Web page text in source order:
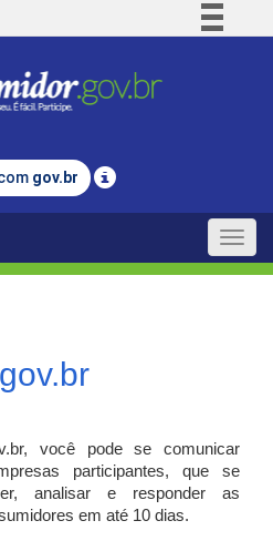
Comunica BR
Legislação
gov.br
Toggle
você pode se comunicar
participantes, que se
analisar e responder as
em até 10 dias.